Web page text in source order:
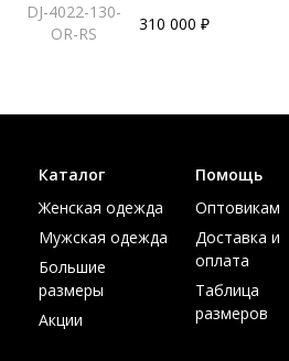
DJ-4022-130-
OR-RS
310 000 ₽
Каталог
Женская одежда
Мужская одежда
Большие
размеры
Акции
Помощь
Оптовикам
Доставка и
оплата
Таблица
размеров